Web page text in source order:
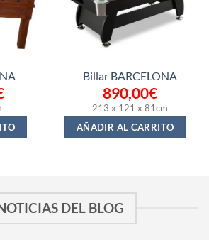
Billar BARCELONA
890,00€
213 x 121 x 81cm
AÑADIR AL CARRITO
DEL BLOG